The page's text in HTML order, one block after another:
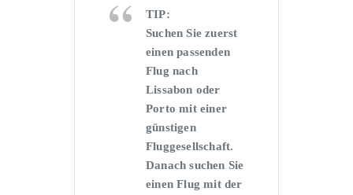
TIP:
Suchen Sie zuerst
einen passenden
Flug nach
Lissabon oder
Porto mit einer
günstigen
Fluggesellschaft.
Danach suchen Sie
einen Flug mit der